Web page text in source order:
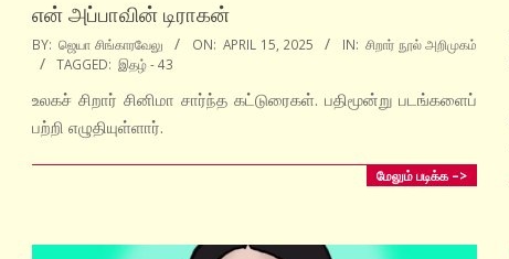
என் அப்பாவின் டிராகன்
2025-
04-
15
BY: ஜெயா சிங்காரவேலு ON: APRIL 15, 2025 IN: சிறார் நூல் அறிமுகம்
TAGGED: இதழ் - 43
உலகச் சிறார் சினிமா சார்ந்த கட்டுரைகள். பதிமூன்று படங்களைப்
பற்றி எழுதியுள்ளார்.
மேலும் படிக்க –>